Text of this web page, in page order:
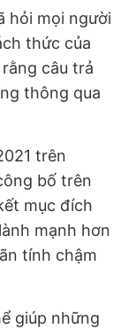
hỏi mọi người
thức của
câu trả
thông qua
trên
bố trên
mục đích
mạnh hơn
tính chậm
giúp những